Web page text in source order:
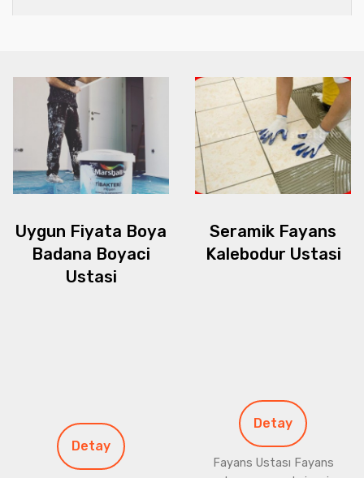
Uygun Fiyata Boya
Badana Boyaci
Ustasi
Detay
Seramik Fayans
Kalebodur Ustasi
Detay
Fayans Ustası Fayans